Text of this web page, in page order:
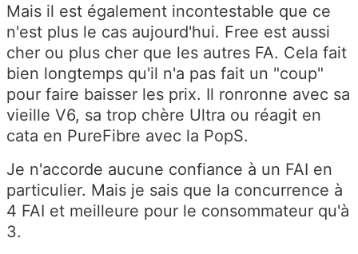
Mais il est également incontestable que ce
n'est plus le cas aujourd'hui. Free est aussi
cher ou plus cher que les autres FA. Cela fait
bien longtemps qu'il n'a pas fait un "coup"
pour faire baisser les prix. Il ronronne avec sa
vieille V6, sa trop chère Ultra ou réagit en
cata en PureFibre avec la PopS.
Je n'accorde aucune confiance à un FAI en
particulier. Mais je sais que la concurrence à
4 FAI et meilleure pour le consommateur qu'à
3.